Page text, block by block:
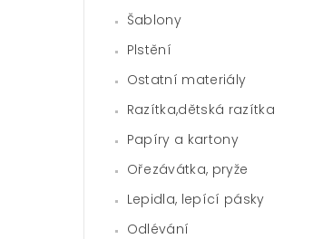
Šablony
Plstění
Ostatní materiály
Razítka,dětská razítka
Papíry a kartony
Ořezávátka, pryže
Lepidla, lepící pásky
Odlévání